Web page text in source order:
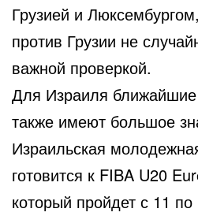
Грузией и
против Грузии не
важной проверкой.
Для Израиля
также имеют большое
Израильская
готовится к FIBA U20
который пройдет с 11